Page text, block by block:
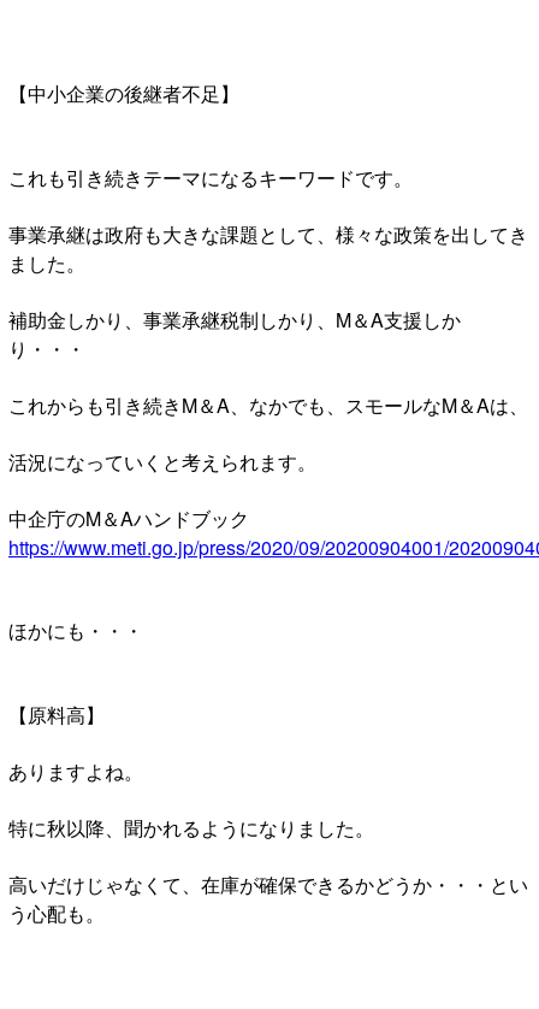
【中小企業の後継者不足】
これも引き続きテーマになるキーワードです。
事業承継は政府も大きな課題として、様々な政策を出してき
ました。
補助金しかり、事業承継税制しかり、M＆A支援しか
り・・・
これからも引き続きM＆A、なかでも、スモールなM＆Aは、
活況になっていくと考えられます。
中企庁のM＆Aハンドブック
https://www.meti.go.jp/press/2020/09/20200904001/
ほかにも・・・
【原料高】
ありますよね。
特に秋以降、聞かれるようになりました。
高いだけじゃなくて、在庫が確保できるかどうか・・・とい
う心配も。